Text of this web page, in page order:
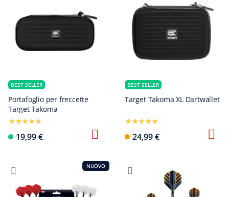
BEST SELLER
Portafoglio per freccette
Target Takoma
19,99 €
BEST SELLER
Target Takoma XL Dartwallet
24,99 €
NUOVO